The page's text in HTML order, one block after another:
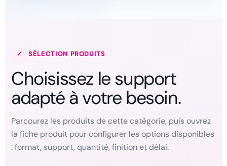
✓ SÉLECTION PRODUITS
Choisissez le support
adapté à votre besoin.
Parcourez les produits de cette catégorie, puis ouvrez
la fiche produit pour configurer les options disponibles
: format, support, quantité, finition et délai.